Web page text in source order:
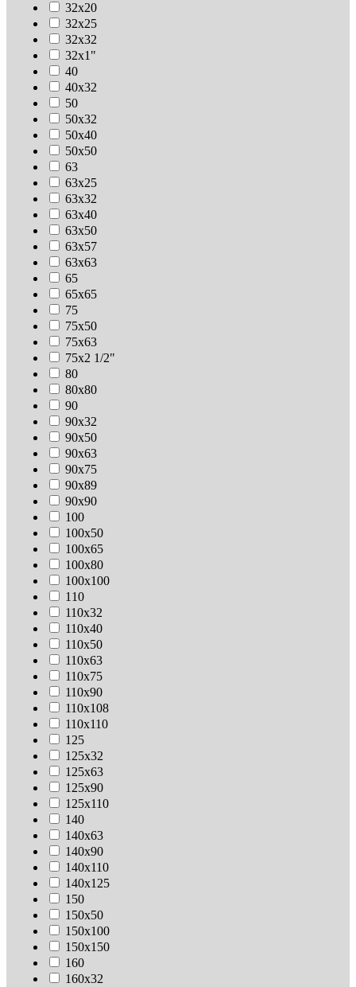
32х20
32х25
32х32
32х1"
40
40х32
50
50х32
50х40
50х50
63
63х25
63х32
63х40
63х50
63х57
63х63
65
65х65
75
75х50
75х63
75х2 1/2"
80
80х80
90
90х32
90х50
90х63
90х75
90х89
90х90
100
100х50
100х65
100х80
100х100
110
110х32
110х40
110х50
110х63
110х75
110х90
110х108
110х110
125
125х32
125х63
125х90
125х110
140
140х63
140х90
140х110
140х125
150
150х50
150х100
150х150
160
160х32